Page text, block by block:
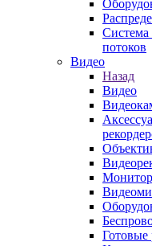
Система
потоков
Видео
Назад
Видео
Готовые